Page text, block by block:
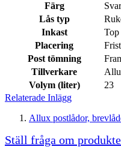
Färg
Lås typ
Inkast
Top
Placering
Post tömning
Tillverkare
Volym (liter)
23
Relaterade Inlägg
Allux postlådor,
Ställ fråga om